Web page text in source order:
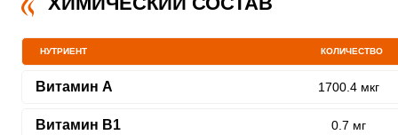
НУТРИЕНТ КОЛИЧЕСТВО
Витамин A 1700.4 мкг
Витамин В1 0.7 мг
ШАГ